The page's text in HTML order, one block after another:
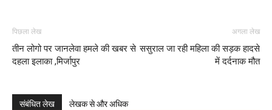
पिछला लेख
तीन लोगो पर जानलेवा हमले की खबर से
दहला इलाका ,मिर्जापुर
अगला लेख
ससुराल जा रही महिला की सड़क हादसे
में दर्दनाक मौत
संबंधित लेख लेखक से और अधिक